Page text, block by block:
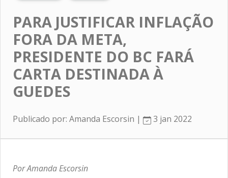
PARA JUSTIFICAR INFLAÇÃO
FORA DA META,
PRESIDENTE DO BC FARÁ
CARTA DESTINADA À
GUEDES
Publicado por: Amanda Escorsin | 3 jan 2022
Por Amanda Escorsin